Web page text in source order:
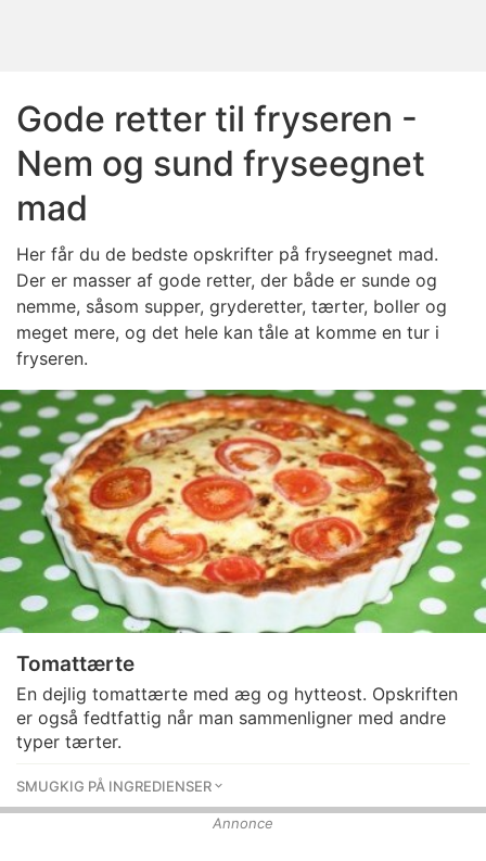
Gode retter til fryseren -
Nem og sund fryseegnet
mad
Her får du de bedste opskrifter på fryseegnet mad.
Der er masser af gode retter, der både er sunde og
nemme, såsom supper, gryderetter, tærter, boller og
meget mere, og det hele kan tåle at komme en tur i
fryseren.
Tomattærte
En dejlig tomattærte med æg og hytteost. Opskriften
er også fedtfattig når man sammenligner med andre
typer tærter.
SMUGKIG PÅ INGREDIENSER
Annonce